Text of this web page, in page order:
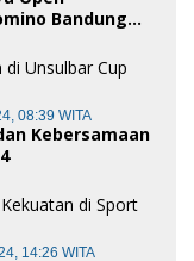
Bandung
08:39 WITA
Kebersamaan
14:26 WITA